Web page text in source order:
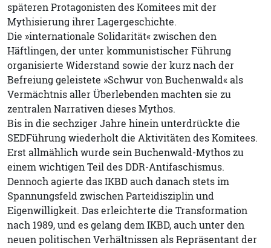
späteren Protagonisten des Komitees mit der
Mythisierung ihrer Lagergeschichte.
Die »internationale Solidarität« zwischen den
Häftlingen, der unter kommunistischer Führung
organisierte Widerstand sowie der kurz nach der
Befreiung geleistete »Schwur von Buchenwald« als
Vermächtnis aller Überlebenden machten sie zu
zentralen Narrativen dieses Mythos.
Bis in die sechziger Jahre hinein unterdrückte die
SEDFührung wiederholt die Aktivitäten des Komitees.
Erst allmählich wurde sein Buchenwald-Mythos zu
einem wichtigen Teil des DDR-Antifaschismus.
Dennoch agierte das IKBD auch danach stets im
Spannungsfeld zwischen Parteidisziplin und
Eigenwilligkeit. Das erleichterte die Transformation
nach 1989, und es gelang dem IKBD, auch unter den
neuen politischen Verhältnissen als Repräsentant der